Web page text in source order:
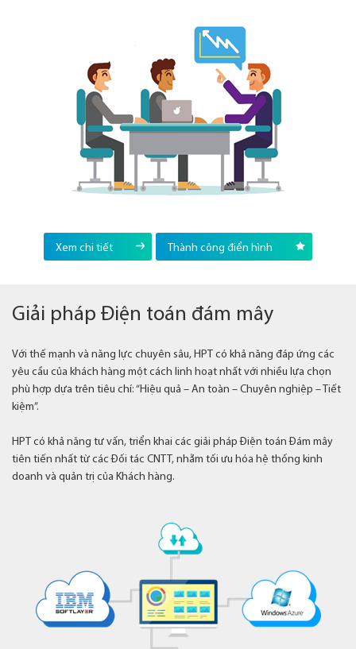
Xem chi tiết Thành công điển hình
Giải pháp Điện toán đám mây
Với thế mạnh và năng lực chuyên sâu, HPT có khả năng đáp ứng các
yêu cầu của khách hàng một cách linh hoạt nhất với nhiều lựa chọn
phù hợp dựa trên tiêu chí: “Hiệu quả – An toàn – Chuyên nghiệp – Tiết
kiệm”.
HPT có khả năng tư vấn, triển khai các giải pháp Điện toán Đám mây
tiên tiến nhất từ các Đối tác CNTT, nhằm tối ưu hóa hệ thống kinh
doanh và quản trị của Khách hàng.